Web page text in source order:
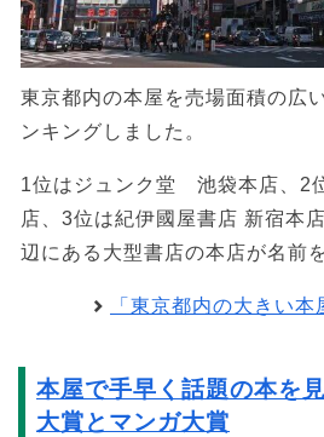
東京都内の本屋を売場面積の広
ンキングしました。
1位はジュンク堂 池袋本店、2
店、3位は紀伊國屋書店 新宿本
辺にある大型書店の本店が名前
「東京都内の大きい
本屋で手早く話題の本を
大賞とマンガ大賞